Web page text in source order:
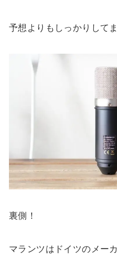
予想よりもしっかりしてま
裏側！
マランツはドイツのメー